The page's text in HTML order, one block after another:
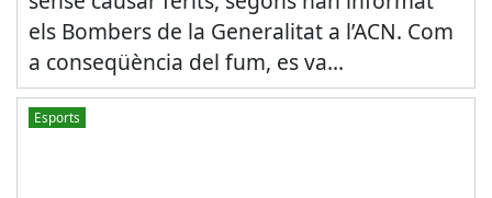
els Bombers de la Generalitat a l’ACN. Com
a conseqüència del fum, es va...
Esports